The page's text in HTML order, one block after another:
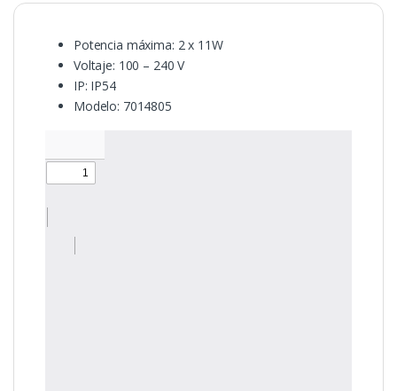
Potencia máxima: 2 x 11W
Voltaje: 100 – 240 V
IP: IP54
Modelo: 7014805